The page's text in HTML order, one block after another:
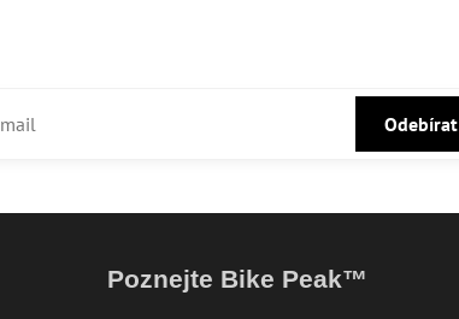
Odebírat
Poznejte Bike Peak™